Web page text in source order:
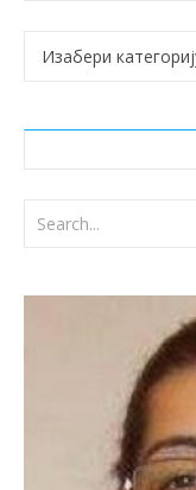
Категорије